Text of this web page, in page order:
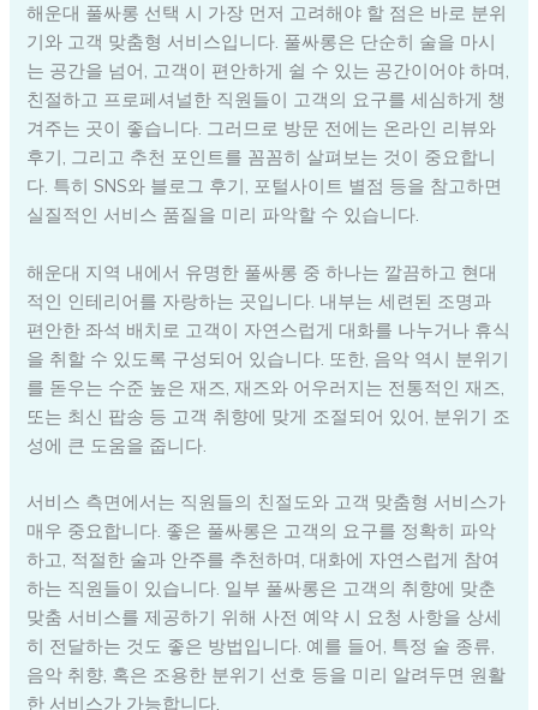
해운대 풀싸롱 선택 시 가장 먼저 고려해야 할 점은 바로 분위
기와 고객 맞춤형 서비스입니다. 풀싸롱은 단순히 술을 마시
는 공간을 넘어, 고객이 편안하게 쉴 수 있는 공간이어야 하며,
친절하고 프로페셔널한 직원들이 고객의 요구를 세심하게 챙
겨주는 곳이 좋습니다. 그러므로 방문 전에는 온라인 리뷰와
후기, 그리고 추천 포인트를 꼼꼼히 살펴보는 것이 중요합니
다. 특히 SNS와 블로그 후기, 포털사이트 별점 등을 참고하면
실질적인 서비스 품질을 미리 파악할 수 있습니다.
해운대 지역 내에서 유명한 풀싸롱 중 하나는 깔끔하고 현대
적인 인테리어를 자랑하는 곳입니다. 내부는 세련된 조명과
편안한 좌석 배치로 고객이 자연스럽게 대화를 나누거나 휴식
을 취할 수 있도록 구성되어 있습니다. 또한, 음악 역시 분위기
를 돋우는 수준 높은 재즈, 재즈와 어우러지는 전통적인 재즈,
또는 최신 팝송 등 고객 취향에 맞게 조절되어 있어, 분위기 조
성에 큰 도움을 줍니다.
서비스 측면에서는 직원들의 친절도와 고객 맞춤형 서비스가
매우 중요합니다. 좋은 풀싸롱은 고객의 요구를 정확히 파악
하고, 적절한 술과 안주를 추천하며, 대화에 자연스럽게 참여
하는 직원들이 있습니다. 일부 풀싸롱은 고객의 취향에 맞춘
맞춤 서비스를 제공하기 위해 사전 예약 시 요청 사항을 상세
히 전달하는 것도 좋은 방법입니다. 예를 들어, 특정 술 종류,
음악 취향, 혹은 조용한 분위기 선호 등을 미리 알려두면 원활
한 서비스가 가능합니다.